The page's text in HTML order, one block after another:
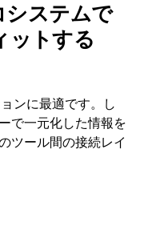
システムで
ットする
ンに最適です。し
で一元化した情報を
ツール間の接続レイ